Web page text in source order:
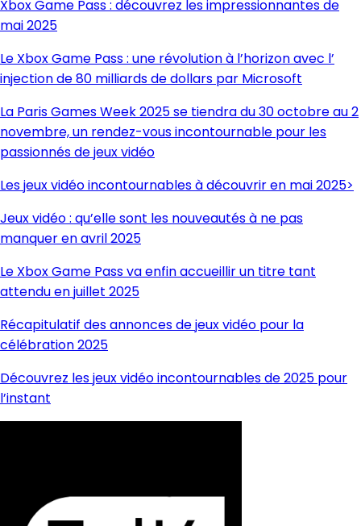
Xbox Game Pass : découvrez les impressionnantes de
mai 2025
Le Xbox Game Pass : une révolution à l’horizon avec l’
injection de 80 milliards de dollars par Microsoft
La Paris Games Week 2025 se tiendra du 30 octobre au 2
novembre, un rendez-vous incontournable pour les
passionnés de jeux vidéo
Les jeux vidéo incontournables à découvrir en mai 2025>
Jeux vidéo : qu’elle sont les nouveautés à ne pas
manquer en avril 2025
Le Xbox Game Pass va enfin accueillir un titre tant
attendu en juillet 2025
Récapitulatif des annonces de jeux vidéo pour la
célébration 2025
Découvrez les jeux vidéo incontournables de 2025 pour
l’instant